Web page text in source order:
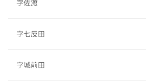
字佐渡
字七反田
字城前田